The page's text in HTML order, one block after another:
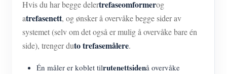
Hvis du har begge delertrefaseomformerog
atrefasenett, og ønsker å overvåke begge sider av
systemet (selv om det også er mulig å overvåke bare én
side), trenger duto trefasemålere.
Én måler er koblet tilrutenettsidenå overvåke